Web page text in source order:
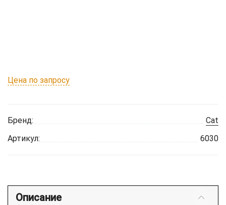
Цена по запросу
Бренд:
Cat
Артикул:
6030
Описание